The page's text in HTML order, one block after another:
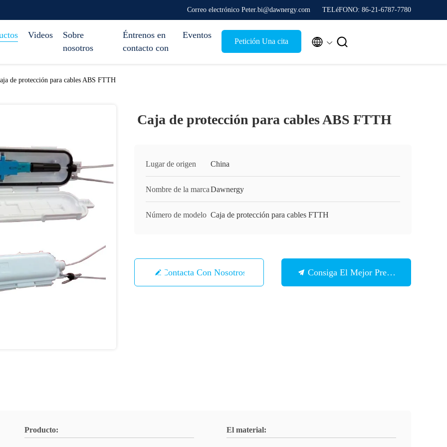
Correo electrónico Peter.bi@dawnergy.com TELéFONO: 86-21-6787-7780
Videos
Sobre
nosotros
Éntrenos en
contacto con
Eventos
Petición Una cita  
de protección para cables ABS FTTH
Caja de protección para cables ABS FTTH
Lugar de origen China
Nombre de la marcaDawnergy
Número de modelo Caja de protección para cables FTTH
Contacta Con Nosotros Consiga El Mejor Precio
Producto: El material: